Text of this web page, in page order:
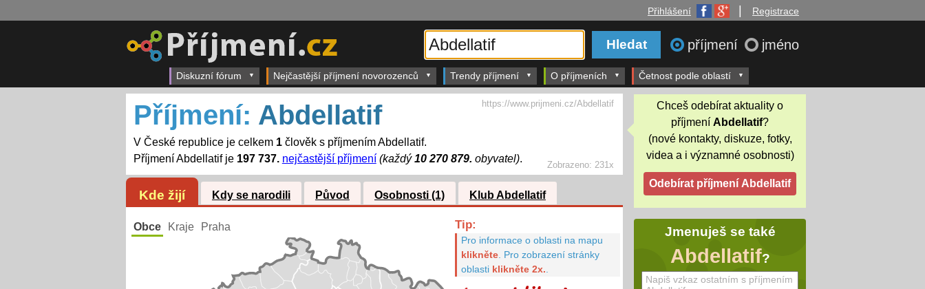
Přihlášení Registrace
příjmení jméno
Diskuzní fórum Nejčastější příjmení novorozenců Trendy příjmení O příjmeních Četnost podle oblastí
Zobrazeno:231x
Příjmení: Abdellatif
V České republice je celkem 1člověk s příjmením Abdellatif.
Příjmení Abdellatif je 197 737. nejčastější příjmení (každý10 270 879. obyvatel).
https://www.prijmeni.cz/Abdellatif
Kde žijí Kdy se narodili Původ Osobnosti (1) Klub Abdellatif
Obce Kraje Praha Tip:
Pro informace o oblasti na mapu
klikněte. Pro zobrazení stránky
oblasti klikněte 2x.
Chceš odebírat aktuality o
příjmení Abdellatif?
(nové kontakty, diskuze, fotky,
videa a i významné osobnosti)
Jmenuješ se také
Abdellatif?